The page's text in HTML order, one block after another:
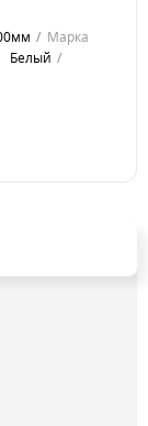
Марка
Белый